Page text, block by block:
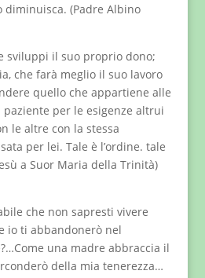
diminuisca. (Padre Albino
sviluppi il suo proprio dono;
che farà meglio il suo lavoro
quello che appartiene alle
paziente per le esigenze altrui
le altre con la stessa
per lei. Tale è l’ordine. tale
a Suor Maria della Trinità)
che non sapresti vivere
io ti abbandonerò nel
una madre abbraccia il
della mia tenerezza…